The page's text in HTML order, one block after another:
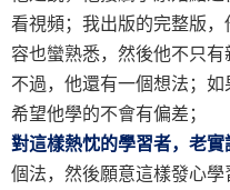
看視頻；我出版的完整版
容也蠻熟悉，然後他不只有
不過，他還有一個想法；
希望他學的不會有偏差；
對這樣熱忱的學習者，老
個法，然後願意這樣發心學